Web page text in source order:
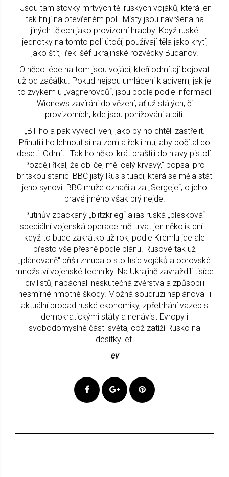
"Jsou tam stovky mrtvých těl ruských vojáků, která jen
tak hnijí na otevřeném poli. Místy jsou navršena na
jiných tělech jako provizorní hradby. Když ruské
jednotky na tomto poli útočí, používají těla jako krytí,
jako štít," řekl šéf ukrajinské rozvědky Budanov.
O něco lépe na tom jsou vojáci, kteří odmítají bojovat
už od začátku. Pokud nejsou umláceni kladivem, jak je
to zvykem u „vagnerovců“, jsou podle podle informací
Wionews zavíráni do vězení, ať už stálých, či
provizorních, kde jsou ponižováni a biti.
„Bili ho a pak vyvedli ven, jako by ho chtěli zastřelit.
Přinutili ho lehnout si na zem a řekli mu, aby počítal do
deseti. Odmítl. Tak ho několikrát praštili do hlavy pistolí.
Později říkal, že obličej měl celý krvavý,“ popsal pro
britskou stanici BBC jistý Rus situaci, která se měla stát
jeho synovi. BBC muže označila za „Sergeje“, o jeho
pravé jméno však prý nejde.
Putinův zpackaný „blitzkrieg“ alias ruská „blesková“
speciální vojenská operace měl trvat jen několik dní. I
když to bude zakrátko už rok, podle Kremlu jde ale
přesto vše přesně podle plánu. Rusové tak už
„plánovaně“ přišli zhruba o sto tisíc vojáků a obrovské
množství vojenské techniky. Na Ukrajině zavraždili tisíce
civilistů, napáchali neskutečná zvěrstva a způsobili
nesmírné hmotné škody. Možná soudruzi naplánovali i
aktuální propad ruské ekonomiky, zpřetrhání vazeb s
demokratickými státy a nenávist Evropy i
svobodomyslné části světa, což zatíží Rusko na
desítky let.
ev